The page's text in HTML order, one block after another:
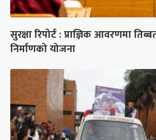
सुरक्षा रिपोर्ट : प्राज्ञिक आवरणमा
निर्माणको योजना